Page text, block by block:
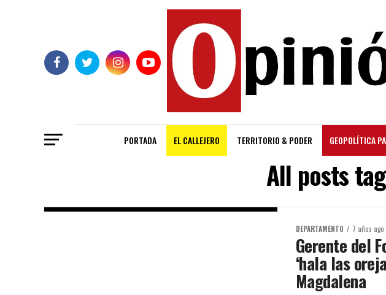
PORTADA EL CALLEJERO TERRITORIO & PODER GEOPOLÍTICA
All posts
DEPARTAMENTO 7 años ago
Gerente del
‘hala las
Magdalena